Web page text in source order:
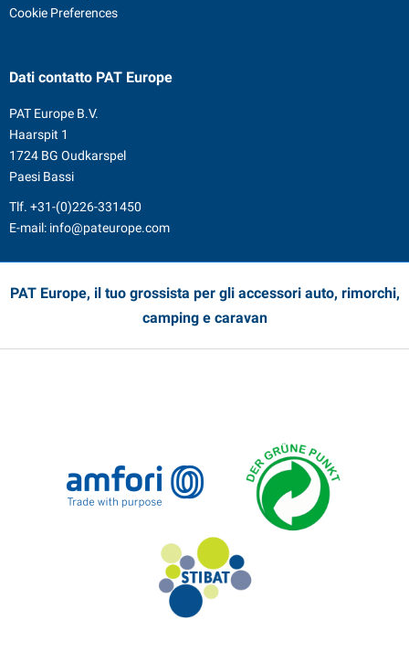
Cookie Preferences
Dati contatto PAT Europe
PAT Europe B.V.
Haarspit 1
1724 BG Oudkarspel
Paesi Bassi
Tlf. +31-(0)226-331450
E-mail: info@pateurope.com
PAT Europe, il tuo grossista per gli accessori auto, rimorchi,
camping e caravan